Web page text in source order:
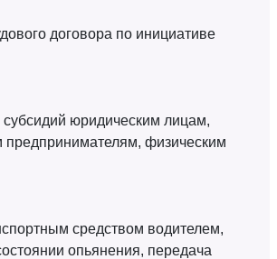
договора по инициативе
юридическим лицам,
предпринимателям, физическим
средством водителем,
опьянения, передача